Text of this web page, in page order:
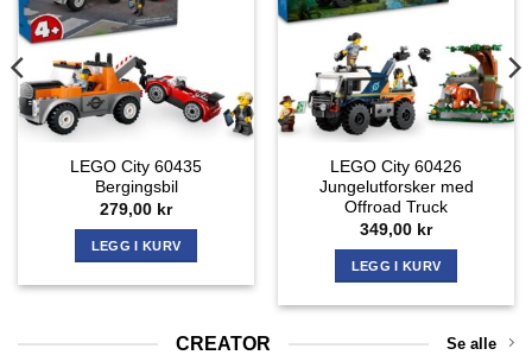
LEGO City 60435
Bergingsbil
279,00 kr
LEGG I KURV
LEGO City 60426
Jungelutforsker med
Offroad Truck
349,00 kr
LEGG I KURV
CREATOR Se alle